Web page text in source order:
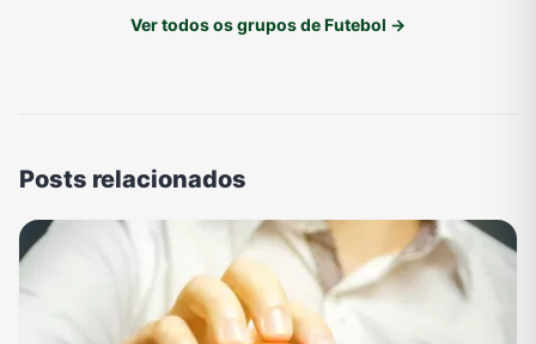
Ver todos os grupos de Futebol →
Posts relacionados